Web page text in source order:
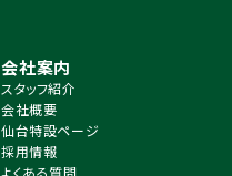
会社案内
スタッフ紹介
会社概要
仙台特設ページ
採用情報
よくある質問